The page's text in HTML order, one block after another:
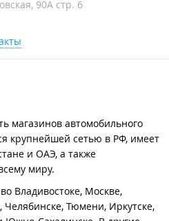
90А стр. 6
магазинов автомобильного
крупнейшей сетью в РФ, имеет
и ОАЭ, а также
миру.
Владивостоке, Москве,
Челябинске, Тюмени, Иркутске,